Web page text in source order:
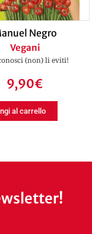
Negro
Vegani
(non) li eviti!
9,90€
al carrello